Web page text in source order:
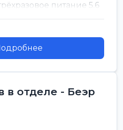
питание 5.6
в отделе - Беэр